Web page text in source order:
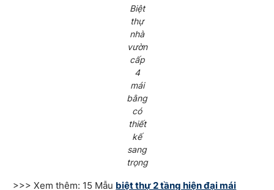
Biệt
thự
nhà
vườn
cấp
4
mái
bằng
có
thiết
kế
sang
trọng
>>> Xem thêm: 15 Mẫu biệt thự 2 tầng hiện đại mái